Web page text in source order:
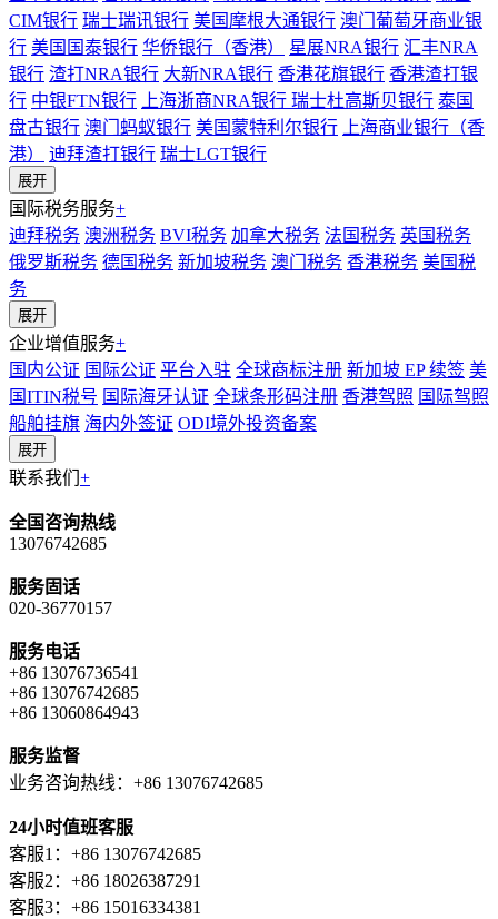
CIM银行 瑞士瑞讯银行 美国摩根大通银行 澳门葡萄牙商业银
行 美国国泰银行 华侨银行（香港） 星展NRA银行 汇丰NRA
银行 渣打NRA银行 大新NRA银行 香港花旗银行 香港渣打银
行 中银FTN银行 上海浙商NRA银行 瑞士杜高斯贝银行 泰国
盘古银行 澳门蚂蚁银行 美国蒙特利尔银行
上海商业银行（香
港）
迪拜渣打银行 瑞士LGT银行
展开
国际税务服务+
迪拜税务 澳洲税务 BVI税务 加拿大税务 法国税务 英国税务
俄罗斯税务 德国税务 新加坡税务 澳门税务 香港税务 美国税
务
展开
企业增值服务+
国内公证 国际公证 平台入驻 全球商标注册 新加坡 EP 续签 美
国ITIN税号 国际海牙认证 全球条形码注册 香港驾照 国际驾照
船舶挂旗 海内外签证 ODI境外投资备案
展开
联系我们 +
全国咨询热线
13076742685
服务固话
020-36770157
服务电话
+86 13076736541
+86 13076742685
+86 13060864943
服务监督
业务咨询热线：+86 13076742685
24小时值班客服
客服1：+86 13076742685
客服2：+86 18026387291
客服3：+86 15016334381